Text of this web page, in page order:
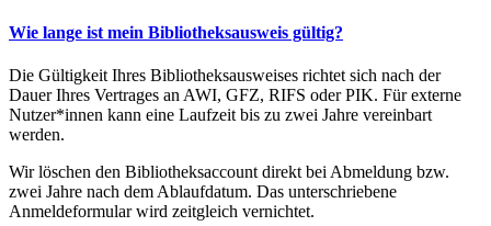
Wie lange ist mein Bibliotheksausweis gültig?
Die Gültigkeit Ihres Bibliotheksausweises richtet sich nach der
Dauer Ihres Vertrages an AWI, GFZ, RIFS oder PIK. Für externe
Nutzer*innen kann eine Laufzeit bis zu zwei Jahre vereinbart
werden.
Wir löschen den Bibliotheksaccount direkt bei Abmeldung bzw.
zwei Jahre nach dem Ablaufdatum. Das unterschriebene
Anmeldeformular wird zeitgleich vernichtet.